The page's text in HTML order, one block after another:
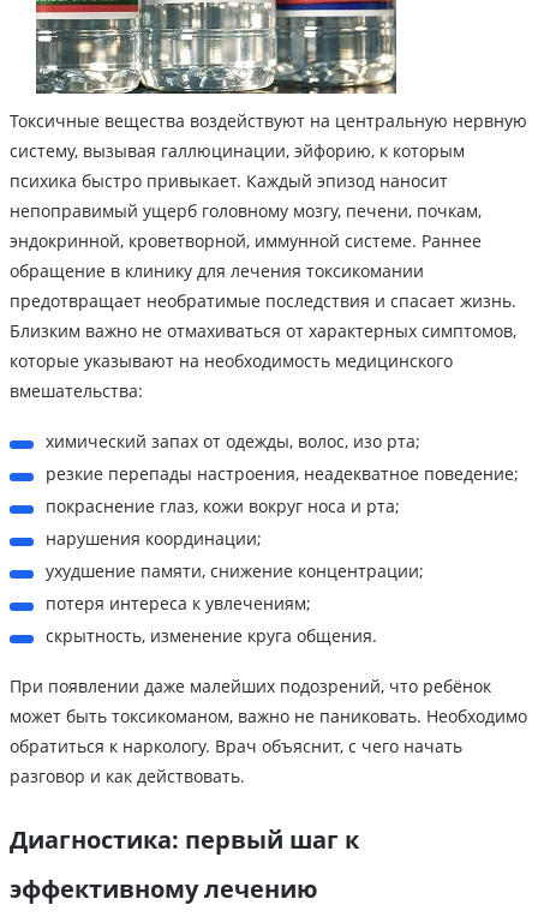
Токсичные вещества воздействуют на центральную нервную
систему, вызывая галлюцинации, эйфорию, к которым
психика быстро привыкает. Каждый эпизод наносит
непоправимый ущерб головному мозгу, печени, почкам,
эндокринной, кроветворной, иммунной системе. Раннее
обращение в клинику для лечения токсикомании
предотвращает необратимые последствия и спасает жизнь.
Близким важно не отмахиваться от характерных симптомов,
которые указывают на необходимость медицинского
вмешательства:
химический запах от одежды, волос, изо рта;
резкие перепады настроения, неадекватное поведение;
покраснение глаз, кожи вокруг носа и рта;
нарушения координации;
ухудшение памяти, снижение концентрации;
потеря интереса к увлечениям;
скрытность, изменение круга общения.
При появлении даже малейших подозрений, что ребёнок
может быть токсикоманом, важно не паниковать. Необходимо
обратиться к наркологу. Врач объяснит, с чего начать
разговор и как действовать.
Диагностика: первый шаг к
эффективному лечению